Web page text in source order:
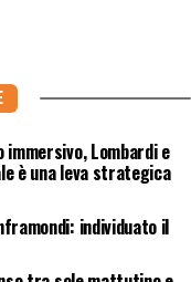
Lombardi e
è una leva strategica
individuato il